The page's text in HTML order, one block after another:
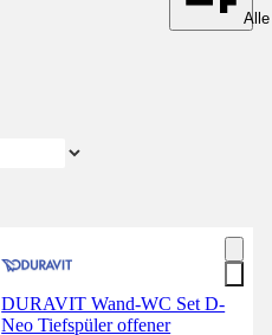
DURAVIT Wand-WC Set D-
Neo Tiefspüler offener